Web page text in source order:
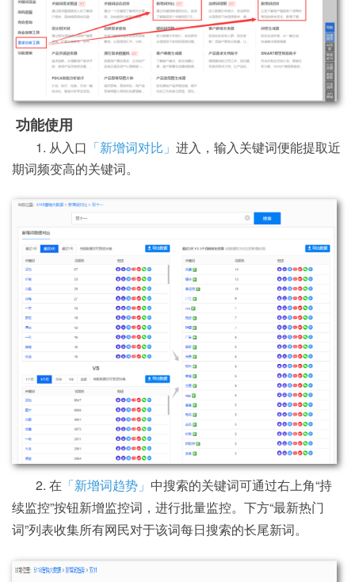
功能使用
1. 从入口 「新增词对比」 进入，输入关键词便能提取近
期词频变高的关键词。
2. 在 「新增词趋势」 中搜索的关键词可通过右上角“持
续监控”按钮新增监控词，进行批量监控。下方“最新热门
词”列表收集所有网民对于该词每日搜索的长尾新词。